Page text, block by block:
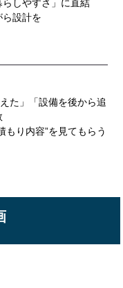
しやすさ」に直結
設計を
た」「設備を後から追
もり内容”を見てもらう